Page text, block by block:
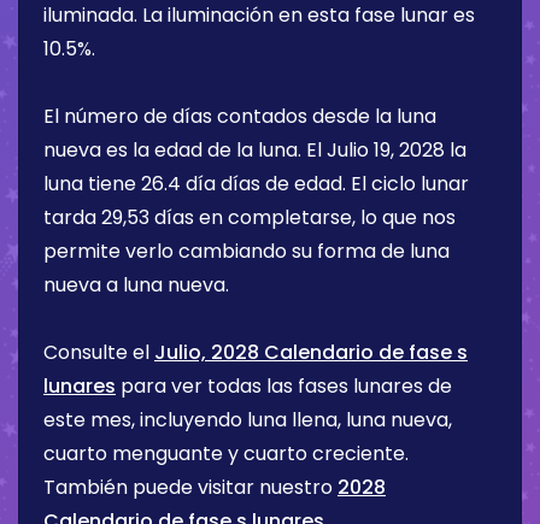
iluminada. La iluminación en esta fase lunar es
10.5%.
El número de días contados desde la luna
nueva es la edad de la luna. ElJulio 19, 2028 la
luna tiene26.4 díadías de edad. El ciclo lunar
tarda 29,53 días en completarse, lo que nos
permite verlo cambiando su forma de luna
nueva a luna nueva.
Consulte el Julio, 2028 Calendario de fase s
lunares para ver todas las fases lunares de
este mes, incluyendo luna llena, luna nueva,
cuarto menguante y cuarto creciente.
También puede visitar nuestro 2028